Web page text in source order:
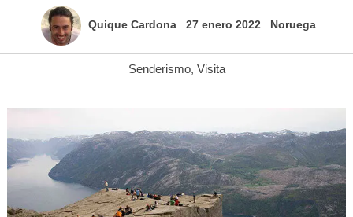
Quique Cardona 27 enero 2022 Noruega
Senderismo, Visita